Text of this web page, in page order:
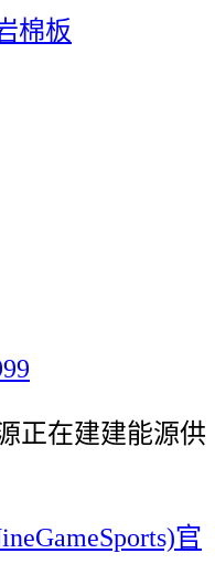
正在建建能源供
官